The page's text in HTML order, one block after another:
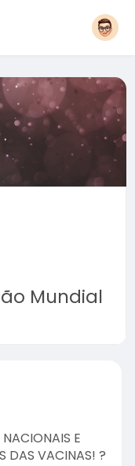
Mundial
E
DAS VACINAS! ?